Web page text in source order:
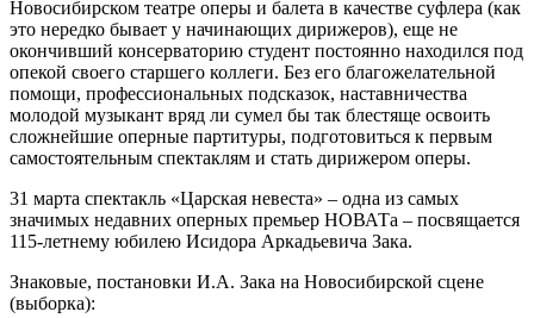
Новосибирском театре оперы и балета в качестве суфлера (как
это нередко бывает у начинающих дирижеров), еще не
окончивший консерваторию студент постоянно находился под
опекой своего старшего коллеги. Без его благожелательной
помощи, профессиональных подсказок, наставничества
молодой музыкант вряд ли сумел бы так блестяще освоить
сложнейшие оперные партитуры, подготовиться к первым
самостоятельным спектаклям и стать дирижером оперы.
31 марта спектакль «Царская невеста» – одна из самых
значимых недавних оперных премьер НОВАТа – посвящается
115-летнему юбилею Исидора Аркадьевича Зака.
Знаковые, постановки И.А. Зака на Новосибирской сцене
(выборка):